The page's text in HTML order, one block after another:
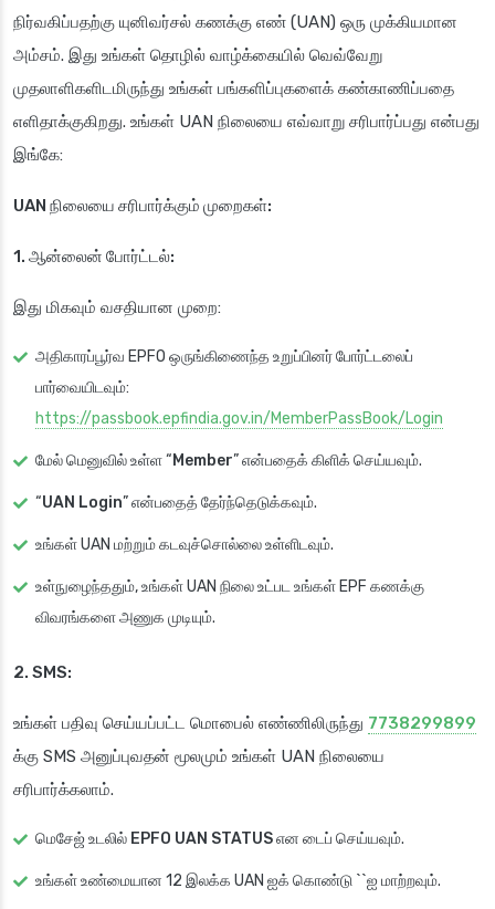
நிர்வகிப்பதற்கு யுனிவர்சல் கணக்கு எண் (UAN) ஒரு முக்கியமான
அம்சம். இது உங்கள் தொழில் வாழ்க்கையில் வெவ்வேறு
முதலாளிகளிடமிருந்து உங்கள் பங்களிப்புகளைக் கண்காணிப்பதை
எளிதாக்குகிறது. உங்கள் UAN நிலையை எவ்வாறு சரிபார்ப்பது என்பது
இங்கே:
UAN நிலையை சரிபார்க்கும் முறைகள்:
1. ஆன்லைன் போர்ட்டல்:
இது மிகவும் வசதியான முறை:
அதிகாரப்பூர்வ EPFO ஒருங்கிணைந்த உறுப்பினர் போர்ட்டலைப்
பார்வையிடவும்:
https://passbook.epfindia.gov.in/MemberPassBook/Login
மேல் மெனுவில் உள்ள “Member” என்பதைக் கிளிக் செய்யவும்.
“UAN Login” என்பதைத் தேர்ந்தெடுக்கவும்.
உங்கள் UAN மற்றும் கடவுச்சொல்லை உள்ளிடவும்.
உள்நுழைந்ததும், உங்கள் UAN நிலை உட்பட உங்கள் EPF கணக்கு
விவரங்களை அணுக முடியும்.
2. SMS:
உங்கள் பதிவு செய்யப்பட்ட மொபைல் எண்ணிலிருந்து 7738299899
க்கு SMS அனுப்புவதன் மூலமும் உங்கள் UAN நிலையை
சரிபார்க்கலாம்.
மெசேஜ் உடலில் EPFO UAN STATUSஎன டைப் செய்யவும்.
உங்கள் உண்மையான 12 இலக்க UAN ஐக் கொண்டு ``ஐ மாற்றவும்.